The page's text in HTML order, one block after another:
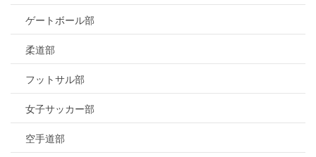
ゲートボール部
柔道部
フットサル部
女子サッカー部
空手道部